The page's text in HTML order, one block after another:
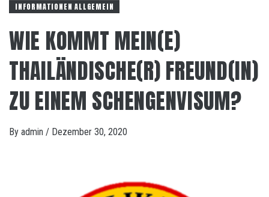
INFORMATIONEN ALLGEMEIN
WIE KOMMT MEIN(E)
THAILÄNDISCHE(R) FREUND(IN)
ZU EINEM SCHENGENVISUM?
By admin / Dezember 30, 2020